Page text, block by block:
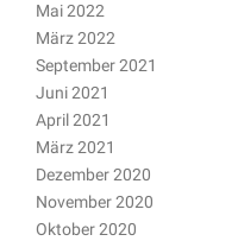
Mai 2022
März 2022
September 2021
Juni 2021
April 2021
März 2021
Dezember 2020
November 2020
Oktober 2020